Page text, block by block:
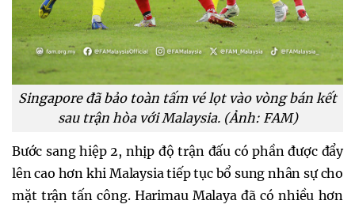
Singapore đã bảo toàn tấm vé lọt vào vòng bán kết
sau trận hòa với Malaysia. (Ảnh: FAM)
Bước sang hiệp 2, nhịp độ trận đấu có phần được đẩy
lên cao hơn khi Malaysia tiếp tục bổ sung nhân sự cho
mặt trận tấn công. Harimau Malaya đã có nhiều hơn